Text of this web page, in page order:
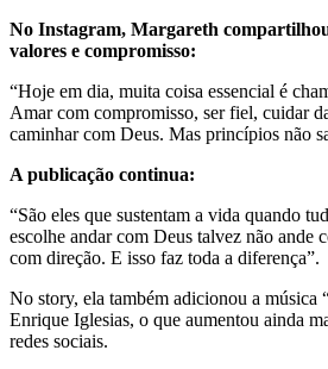
No Instagram, Margareth
valores e compromisso:
“Hoje em dia, muita coisa essencial é
Amar com compromisso, ser fiel, cuidar
caminhar com Deus. Mas princípios não
A publicação continua:
“São eles que sustentam a vida quando
escolhe andar com Deus talvez não ande
com direção. E isso faz toda a diferença”.
No story, ela também adicionou a música
Enrique Iglesias, o que aumentou ainda
redes sociais.